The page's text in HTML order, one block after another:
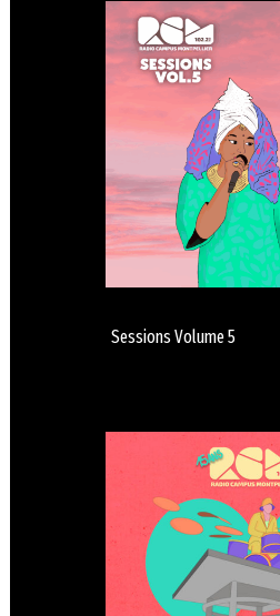
Sessions Volume 5